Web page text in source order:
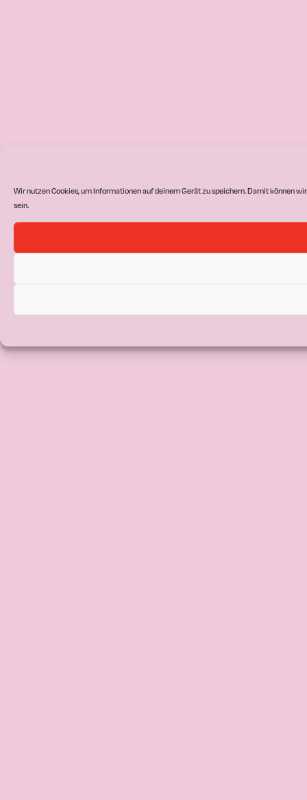
Wir nutzen Cookies, um Informationen auf deinem Gerät zu speichern. Damit können
sein.